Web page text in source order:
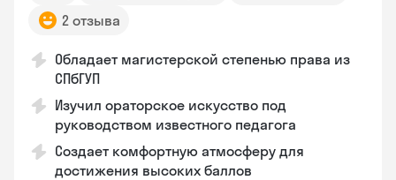
2 отзыва
Обладает магистерской степенью права из
СПбГУП
Изучил ораторское искусство под
руководством известного педагога
Создает комфортную атмосферу для
достижения высоких баллов